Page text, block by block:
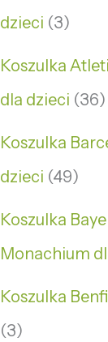
dzieci 3
Koszulka
dla dzieci 36
Koszulka
dzieci 49
Koszulka
Monachium
Koszulka
3